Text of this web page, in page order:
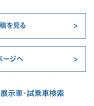
を見る
ージへ
展示車・試乗車検索